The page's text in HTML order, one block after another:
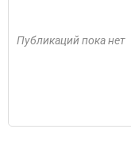
Публикаций пока нет